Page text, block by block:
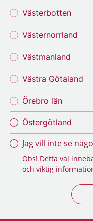
Västerbotten
Västernorrland
Västmanland
Västra Götaland
Örebro län
Östergötland
Jag vill inte se
Obs! Detta val
och viktig